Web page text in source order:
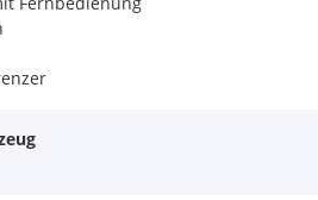
Fahrzeugs - Berganfahrhilfe